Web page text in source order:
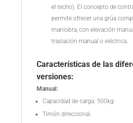
el techo). El concepto de
permite ofrecer una grúa
maniobra, con elevación
traslación manual o eléctrica.
Características de las
versiones:
Manual:
Capacidad de carga: 500kg
Timón direccional.